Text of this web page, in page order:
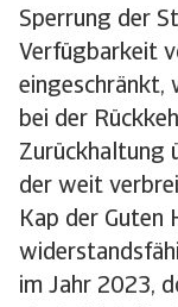
Sperrung der
Verfügbarkeit
eingeschränkt,
bei der
Zurückhaltung
der weit
Kap der Guten
im Jahr 2023,